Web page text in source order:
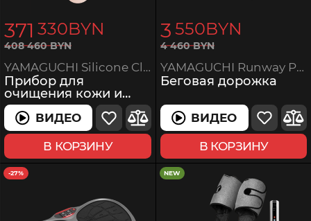
371 330BYN
408 460BYN
YAMAGUCHI Silicone Cleansing Brush
Прибор для
очищения кожи и
массажа лица
ВИДЕОВИДЕО
В КОРЗИНУ
3 550BYN
4 460BYN
YAMAGUCHI Runway PRO-X
Беговая дорожка
ВИДЕО
В КОРЗИНУ
-27% NEW